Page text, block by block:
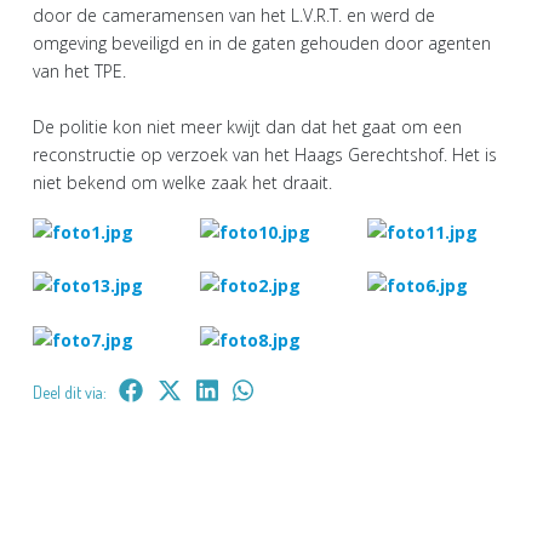
door de cameramensen van het L.V.R.T. en werd de
omgeving beveiligd en in de gaten gehouden door agenten
van het TPE.
De politie kon niet meer kwijt dan dat het gaat om een
reconstructie op verzoek van het Haags Gerechtshof. Het is
niet bekend om welke zaak het draait.
Deel dit via: